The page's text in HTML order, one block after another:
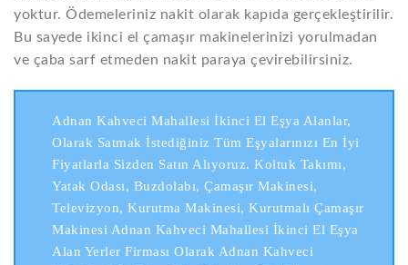
yoktur. Ödemeleriniz nakit olarak kapıda gerçekleştirilir.
Bu sayede ikinci el çamaşır makinelerinizi yorulmadan
ve çaba sarf etmeden nakit paraya çevirebilirsiniz.
Adnan Kahveci Mahallesi İkinci El Eşya Alanlar,
Olarak Satmak İstediğiniz Tüm Eşyalarınızı En İyi
Fiyatlarla Sizden Satın Alıyoruz. Koltuk Takımı,
Yatak Odası, Buzdolabı, Çamaşır Makinesi,
Televizyon, Kurutma Makinesi, Kurutmalı Çamaşır
Makinesi Adnan Kahveci Mahallesi İkinci El Eşya
Alan Yerler Firması Olarak Adnan Kahveci